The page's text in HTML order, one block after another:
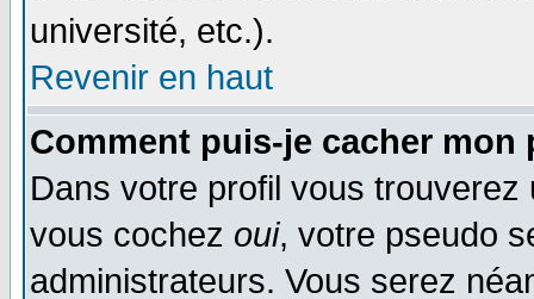
université, etc.).
Revenir en haut
Comment puis-je cacher
Dans votre profil vous
vous cochez oui, votre pseudo
administrateurs. Vous serez